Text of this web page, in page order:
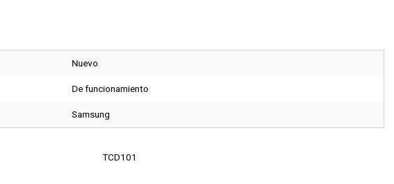
Nuevo
De funcionamiento
Samsung
TCD101